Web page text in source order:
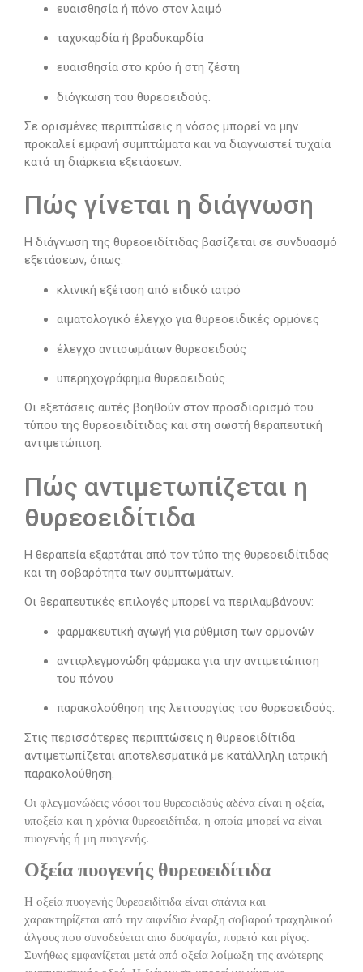
ευαισθησία ή πόνο στον λαιμό
ταχυκαρδία ή βραδυκαρδία
ευαισθησία στο κρύο ή στη ζέστη
διόγκωση του θυρεοειδούς.
Σε ορισμένες περιπτώσεις η νόσος μπορεί να μην
προκαλεί εμφανή συμπτώματα και να διαγνωστεί τυχαία
κατά τη διάρκεια εξετάσεων.
Πώς γίνεται η διάγνωση
Η διάγνωση της θυρεοειδίτιδας βασίζεται σε συνδυασμό
εξετάσεων, όπως:
κλινική εξέταση από ειδικό ιατρό
αιματολογικό έλεγχο για θυρεοειδικές ορμόνες
έλεγχο αντισωμάτων θυρεοειδούς
υπερηχογράφημα θυρεοειδούς.
Οι εξετάσεις αυτές βοηθούν στον προσδιορισμό του
τύπου της θυρεοειδίτιδας και στη σωστή θεραπευτική
αντιμετώπιση.
Πώς αντιμετωπίζεται η
θυρεοειδίτιδα
Η θεραπεία εξαρτάται από τον τύπο της θυρεοειδίτιδας
και τη σοβαρότητα των συμπτωμάτων.
Οι θεραπευτικές επιλογές μπορεί να περιλαμβάνουν:
φαρμακευτική αγωγή για ρύθμιση των ορμονών
αντιφλεγμονώδη φάρμακα για την αντιμετώπιση
του πόνου
παρακολούθηση της λειτουργίας του θυρεοειδούς.
Στις περισσότερες περιπτώσεις η θυρεοειδίτιδα
αντιμετωπίζεται αποτελεσματικά με κατάλληλη ιατρική
παρακολούθηση.
Οι φλεγμονώδεις νόσοι του θυρεοειδούς αδένα είναι η οξεία,
υποξεία και η χρόνια θυρεοειδίτιδα, η οποία μπορεί να είναι
πυογενής ή μη πυογενής.
Οξεία πυογενής θυρεοειδίτιδα
Η οξεία πυογενής θυρεοειδίτιδα είναι σπάνια και
χαρακτηρίζεται από την αιφνίδια έναρξη σοβαρού τραχηλικού
άλγους που συνοδεύεται απο δυσφαγία, πυρετό και ρίγος.
Συνήθως εμφανίζεται μετά από οξεία λοίμωξη της ανώτερης